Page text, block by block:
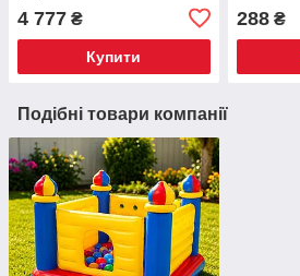
4 777 ₴
Купити
288₴
Подібні товари компанії